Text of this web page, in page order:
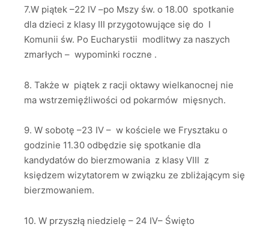
7.W piątek –22 IV –po Mszy św. o 18.00 spotkanie
dla dzieci z klasy III przygotowujące się do I
Komunii św. Po Eucharystii modlitwy za naszych
zmarłych – wypominki roczne .
8. Także w piątek z racji oktawy wielkanocnej nie
ma wstrzemięźliwości od pokarmów mięsnych.
9. W sobotę –23 IV – w kościele we Frysztaku o
godzinie 11.30 odbędzie się spotkanie dla
kandydatów do bierzmowania z klasy VIII z
księdzem wizytatorem w związku ze zbliżającym się
bierzmowaniem.
10. W przyszłą niedzielę – 24 IV– Święto